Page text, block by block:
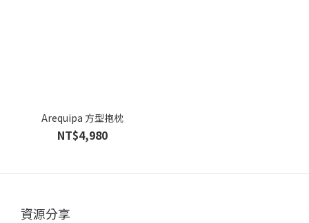
Arequipa 方型抱枕
NT$4,980
資源分享